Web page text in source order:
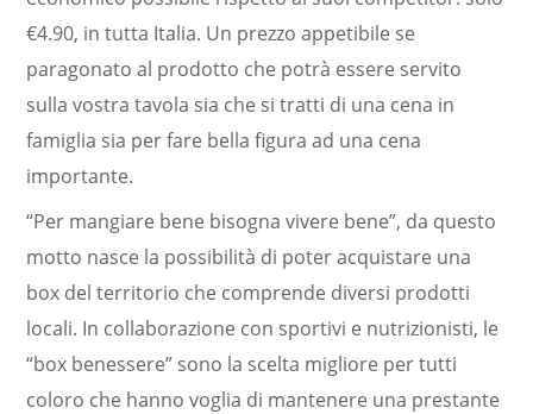
€4.90, in tutta Italia. Un prezzo appetibile se
paragonato al prodotto che potrà essere servito
sulla vostra tavola sia che si tratti di una cena in
famiglia sia per fare bella figura ad una cena
importante.
“Per mangiare bene bisogna vivere bene”, da questo
motto nasce la possibilità di poter acquistare una
box del territorio che comprende diversi prodotti
locali. In collaborazione con sportivi e nutrizionisti, le
“box benessere” sono la scelta migliore per tutti
coloro che hanno voglia di mantenere una prestante